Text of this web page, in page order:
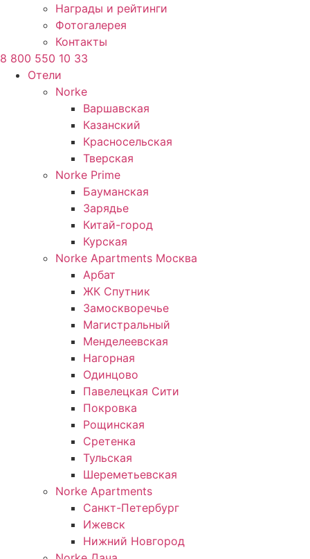
Награды и рейтинги
Фотогалерея
Контакты
8 800 550 10 33
Отели
Norke
Варшавская
Казанский
Красносельская
Тверская
Norke Prime
Бауманская
Зарядье
Китай-город
Курская
Norke Apartments Москва
Арбат
ЖК Спутник
Замоскворечье
Магистральный
Менделеевская
Нагорная
Одинцово
Павелецкая Сити
Покровка
Рощинская
Сретенка
Тульская
Шереметьевская
Norke Apartments
Санкт-Петербург
Ижевск
Нижний Новгород